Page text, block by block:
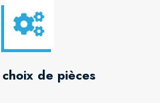
de pièces